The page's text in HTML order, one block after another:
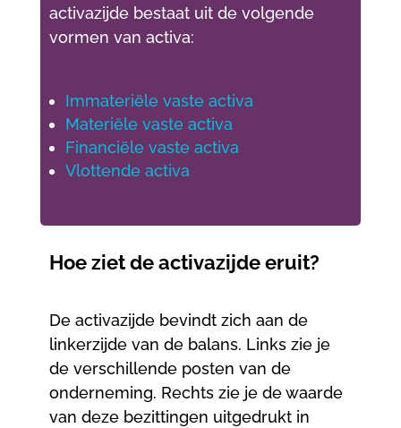
activazijde bestaat uit de volgende
vormen van activa:
Immateriële vaste activa
Materiële vaste activa
Financiële vaste activa
Vlottende activa
Hoe ziet de activazijde eruit?
De activazijde bevindt zich aan de
linkerzijde van de balans. Links zie je
de verschillende posten van de
onderneming. Rechts zie je de waarde
van deze bezittingen uitgedrukt in